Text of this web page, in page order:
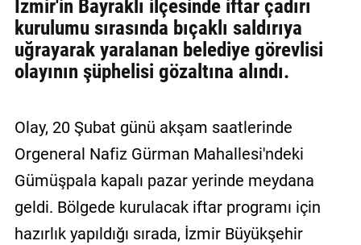
Künye
İletişim
Gizlilik
İzmir'in Bayraklı ilçesinde iftar çadırı
kurulumu sırasında bıçaklı saldırıya
uğrayarak yaralanan belediye görevlisi
olayının şüphelisi gözaltına alındı.
Olay, 20 Şubat günü akşam saatlerinde
Orgeneral Nafiz Gürman Mahallesi'ndeki
Gümüşpala kapalı pazar yerinde meydana
geldi. Bölgede kurulacak iftar programı için
hazırlık yapıldığı sırada, İzmir Büyükşehir